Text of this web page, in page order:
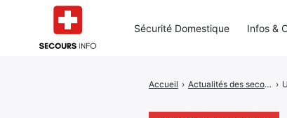
Accueil › Actualités des secours ›
Sécurité Domestique Infos &
Rechercher